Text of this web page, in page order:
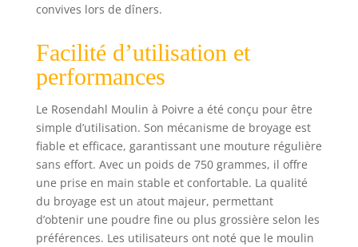
convives lors de dîners.
Facilité d’utilisation et
performances
Le Rosendahl Moulin à Poivre a été conçu pour être
simple d’utilisation. Son mécanisme de broyage est
fiable et efficace, garantissant une mouture régulière
sans effort. Avec un poids de 750 grammes, il offre
une prise en main stable et confortable. La qualité
du broyage est un atout majeur, permettant
d’obtenir une poudre fine ou plus grossière selon les
préférences. Les utilisateurs ont noté que le moulin